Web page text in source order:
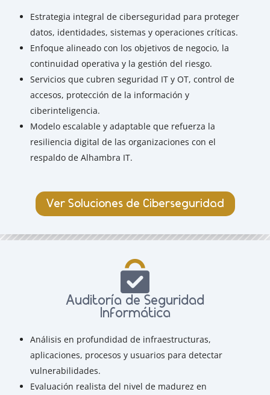
Estrategia integral de ciberseguridad para proteger
datos, identidades, sistemas y operaciones críticas.
Enfoque alineado con los objetivos de negocio, la
continuidad operativa y la gestión del riesgo.
Servicios que cubren seguridad IT y OT, control de
accesos, protección de la información y
ciberinteligencia.
Modelo escalable y adaptable que refuerza la
resiliencia digital de las organizaciones con el
respaldo de Alhambra IT.
Ver Soluciones de Ciberseguridad
Auditoría de Seguridad
Informática
Análisis en profundidad de infraestructuras,
aplicaciones, procesos y usuarios para detectar
vulnerabilidades.
Evaluación realista del nivel de madurez en